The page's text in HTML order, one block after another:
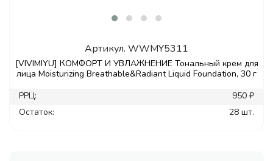
Артикул. WWMY5311
[VIVIMIYU] КОМФОРТ И УВЛАЖНЕНИЕ Тональный крем для
лица Moisturizing Breathable&Radiant Liquid Foundation, 30 г
РРЦ:
950 ₽
Остаток:
28 шт.